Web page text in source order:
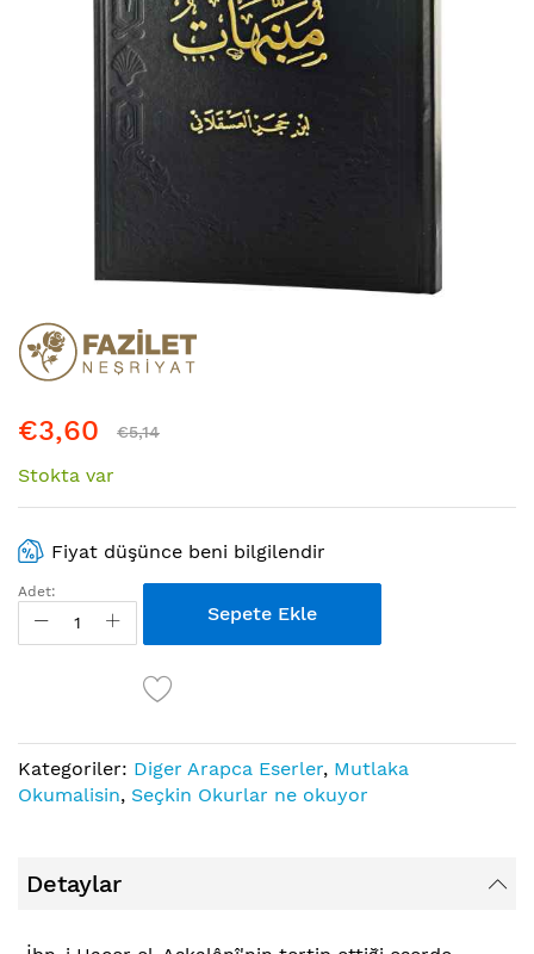
galerisinin
başına
€3,60 €5,14
Stokta var
Fiyat düşünce beni bilgilendir
Adet:
Sepete Ekle
Kategoriler: Diger Arapca Eserler, Mutlaka
Okumalisin, Seçkin Okurlar ne okuyor
Detaylar